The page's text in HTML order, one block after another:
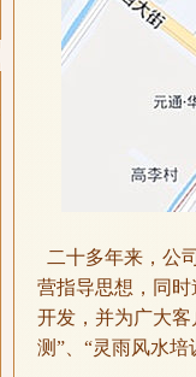
二十多年来，公
营指导思想，同
开发，并为广大客
测”、“灵雨风水培